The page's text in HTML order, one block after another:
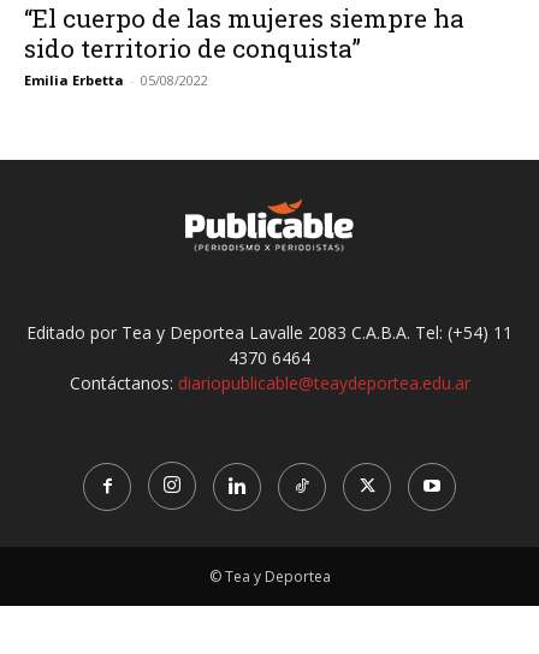
“El cuerpo de las mujeres siempre ha
sido territorio de conquista”
Emilia Erbetta - 05/08/2022
Editado por Tea y Deportea Lavalle 2083 C.A.B.A. Tel: (+54) 11
4370 6464
Contáctanos: diariopublicable@teaydeportea.edu.ar
© Tea y Deportea